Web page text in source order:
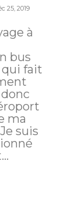
25, 2019
à
bus
qui fait
ma
suis